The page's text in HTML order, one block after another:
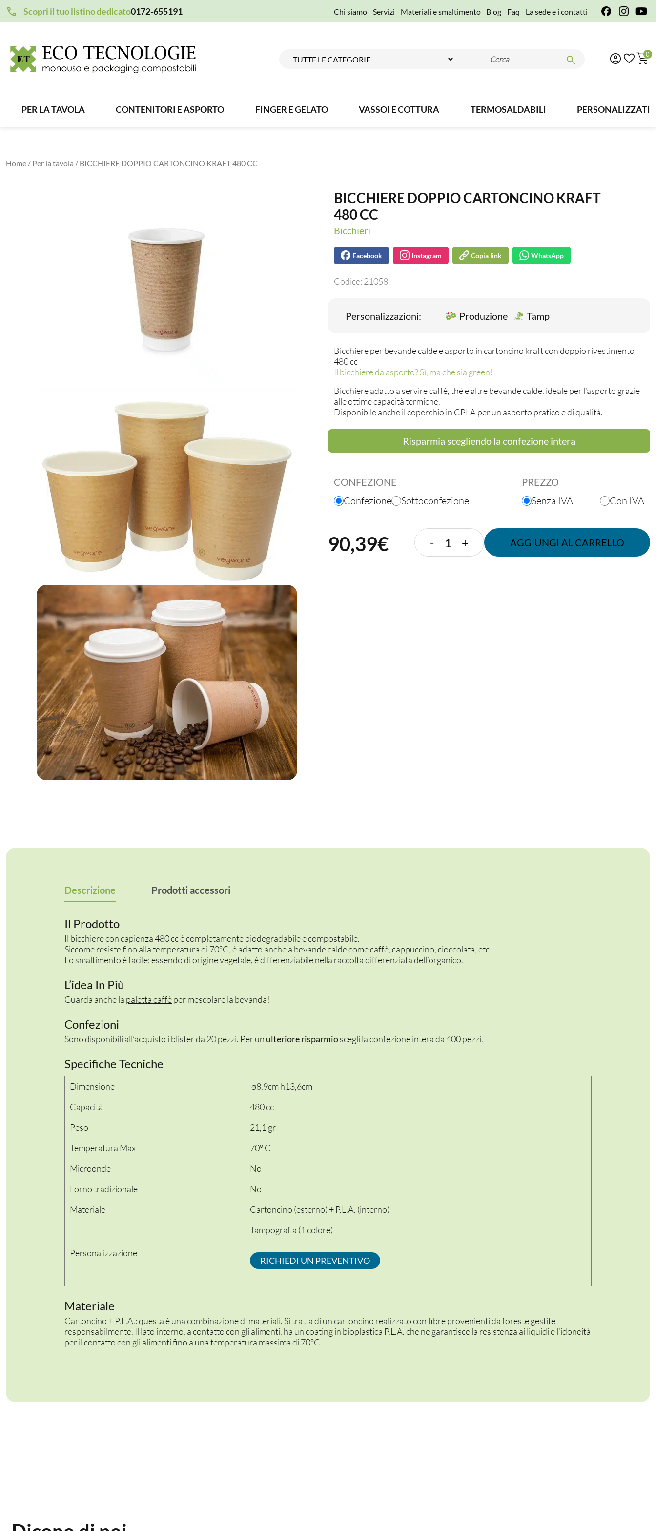
Scopri il tuo listino dedicato0172-655191 Chi siamo Servizi Materiali e smaltimento Blog Faq La sede e i contatti
0
PER LA TAVOLA CONTENITORI E ASPORTO FINGER E GELATO VASSOI E COTTURA TERMOSALDABILI PERSONALIZZATI
PER LA TAVOLA
CONTENITORI E ASPORTO
FINGER E GELATO
VASSOI E COTTURA
TERMOSALDABILI
Home / Per la tavola / BICCHIERE DOPPIO CARTONCINO KRAFT 480 CC
BICCHIERE DOPPIO CARTONCINO KRAFT
480 CC
Bicchieri
Facebook Instagram Copia link WhatsApp
Codice: 21058
Personalizzazioni: Produzione Tamp
Bicchiere per bevande calde e asporto in cartoncino kraft con doppio rivestimento
480 cc
Il bicchiere da asporto? Sì, ma che sia green!
Bicchiere adatto a servire caffè, thè e altre bevande calde, ideale per l'asporto grazie
alle ottime capacità termiche.
Disponibile anche il coperchio in CPLA per un asporto pratico e di qualità.
Risparmia scegliendo la confezione intera
CONFEZIONE PREZZO
Confezione Sottoconfezione Senza IVA Con IVA
90,39€ -
BICCHIERE
DOPPIO
+ AGGIUNGI AL CARRELLO
Descrizione Prodotti accessori
Il Prodotto
Il bicchiere con capienza 480 cc è completamente biodegradabile e compostabile.
Siccome resiste fino alla temperatura di 70°C, è adatto anche a bevande calde come caffè, cappuccino, cioccolata, etc…
Lo smaltimento è facile: essendo di origine vegetale, è differenziabile nella raccolta differenziata dell’organico.
L’idea In Più
Guarda anche la paletta caffèper mescolare la bevanda!
Confezioni
Sono disponibili all’acquisto i blister da 20 pezzi. Per un ulteriore risparmioscegli la confezione intera da 400 pezzi.
Specifiche Tecniche
Dimensione
ø8,9cm h13,6cm
Capacità
480 cc
Peso
21,1 gr
Temperatura Max
70° C
Microonde
No
Forno tradizionale
No
Materiale
Cartoncino (esterno) + P.L.A. (interno)
Personalizzazione
Tampografia (1 colore)
RICHIEDI UN PREVENTIVO
Materiale
Cartoncino + P.L.A.: questa è una combinazione di materiali. Si tratta di un cartoncino realizzato con fibre provenienti da foreste gestite
responsabilmente. Il lato interno, a contatto con gli alimenti, ha un coating in bioplastica P.L.A. che ne garantisce la resistenza ai liquidi e l’idoneità
per il contatto con gli alimenti fino a una temperatura massima di 70°C.